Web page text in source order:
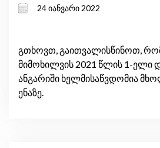
24 იანვარი 2022
გთხოვთ, გაითვალისწინოთ,
მიმოხილვის 2021 წლის 1-ელი
ანგარიში ხელმისაწვდომია
ენაზე.